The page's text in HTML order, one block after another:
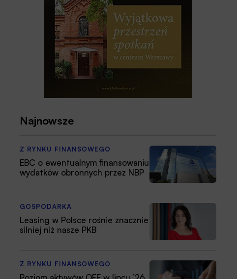
Najnowsze
Z RYNKU FINANSOWEGO
EBC o ewentualnym finansowaniu
wydatków obronnych przez NBP
GOSPODARKA
Leasing w Polsce rośnie znacznie
silniej niż nasze PKB
Z RYNKU FINANSOWEGO